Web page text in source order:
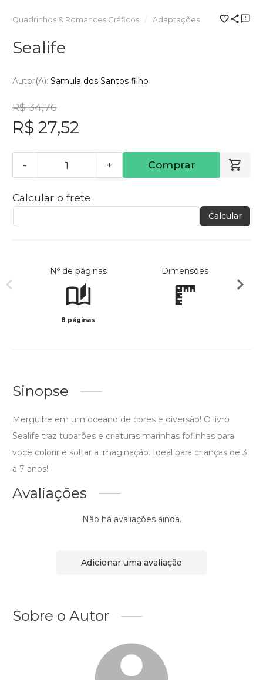
Quadrinhos & Romances Gráficos Adaptações
Sealife
Autor(a): Samula dos Santos filho
R$ 34,76
R$ 27,52
- + Comprar
Calcular o frete
Calcular
Nº de páginas
8 páginas
Dimensões
Sinopse
Mergulhe em um oceano de cores e diversão! O livro
Sealife traz tubarões e criaturas marinhas fofinhas para
você colorir e soltar a imaginação. Ideal para crianças de 3
a 7 anos!
Avaliações
Não há avaliações ainda.
Adicionar uma avaliação
Sobre o Autor